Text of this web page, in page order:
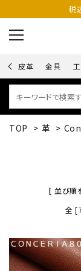
税
皮革 金具
TOP > 革 >
[ 並び順
全